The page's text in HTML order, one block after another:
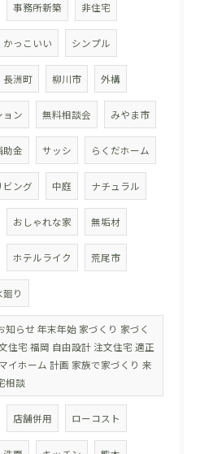
事務所新築 非住宅
かっこいい シンプル
長洲町 柳川市 外構
ョン 無料相談会 みやま市
助金 サッシ らくだホーム
ビング 中庭 ナチュラル
おしゃれな家 無垢材
ホテルライク 荒尾市
廻り
知らせ 年末年始 家づくり 家づく
住宅 福岡 自由設計 注文住宅 適正
イホーム 計画 家族で家づくり 来
相談
店舗併用 ローコスト